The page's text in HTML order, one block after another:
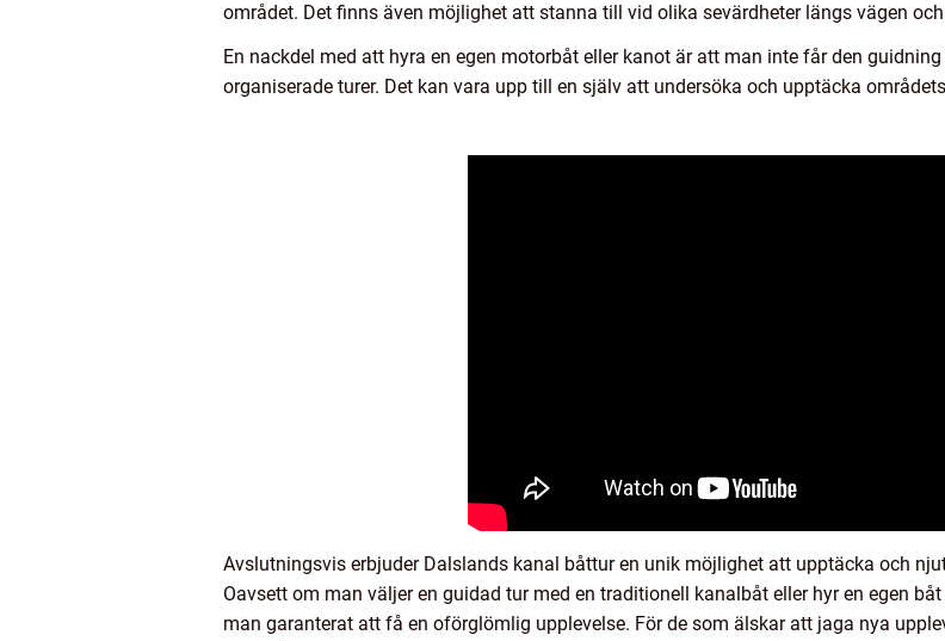
området. Det finns även möjlighet att stanna till vid olika sevärdheter längs vägen
En nackdel med att hyra en egen motorbåt eller kanot är att man inte får den
organiserade turer. Det kan vara upp till en själv att undersöka och upptäcka
Avslutningsvis erbjuder Dalslands kanal båttur en unik möjlighet att upptäcka och
Oavsett om man väljer en guidad tur med en traditionell kanalbåt eller hyr en egen
man garanterat att få en oförglömlig upplevelse. För de som älskar att jaga nya